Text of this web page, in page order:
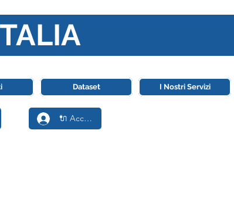
Dataset I Nostri Servizi
🔌 Accedi